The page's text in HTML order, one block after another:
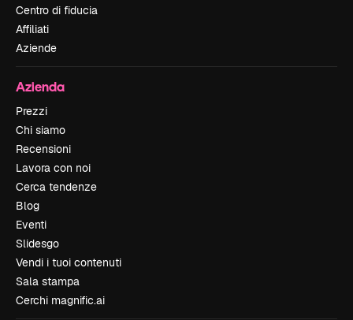
Centro di fiducia
Affiliati
Aziende
Azienda
Prezzi
Chi siamo
Recensioni
Lavora con noi
Cerca tendenze
Blog
Eventi
Slidesgo
Vendi i tuoi contenuti
Sala stampa
Cerchi magnific.ai